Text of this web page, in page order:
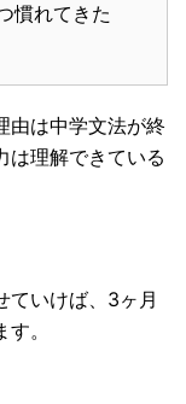
慣れてきた
由は中学文法が終
は理解できている
ていけば、3ヶ月
。